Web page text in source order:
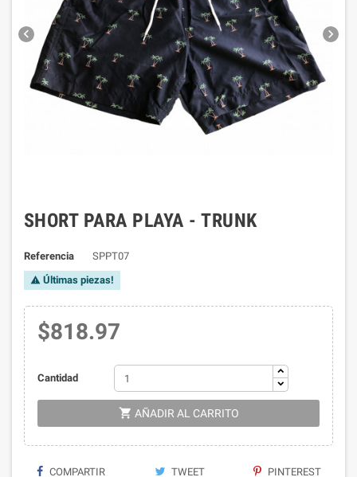
 
SHORT PARA PLAYA - TRUNK
Referencia SPPT07
 Últimas piezas!
$818.97
Cantidad
 AÑADIR AL CARRITO
COMPARTIR TWEET PINTEREST